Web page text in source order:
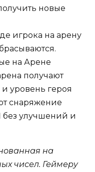
новые
игрока на арену
на Арене
получают
уровень героя
снаряжение
улучшений и
на
чисел. Геймеру